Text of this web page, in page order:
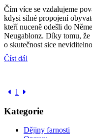
Čím více se vzdalujeme
kdysi silné propojení
kteří nuceně odešli do
Neugablonz. Díky tomu, že
o skutečnost sice
Číst dál
1
Kategorie
Dějiny farnosti